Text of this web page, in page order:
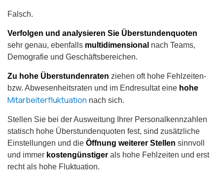
Falsch.
Verfolgen und analysieren Sie Überstundenquoten
sehr genau, ebenfalls multidimensional nach Teams,
Demografie und Geschäftsbereichen.
Zu hohe Überstundenraten ziehen oft hohe Fehlzeiten-
bzw. Abwesenheitsraten und im Endresultat eine hohe
Mitarbeiterfluktuation nach sich.
Stellen Sie bei der Ausweitung Ihrer Personalkennzahlen
statisch hohe Überstundenquoten fest, sind zusätzliche
Einstellungen und die Öffnung weiterer Stellen sinnvoll
und immer kostengünstiger als hohe Fehlzeiten und erst
recht als hohe Fluktuation.